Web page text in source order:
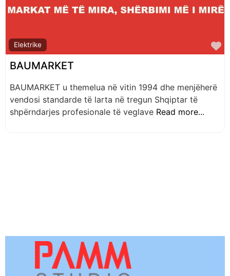
Elektrike
BAUMARKET
BAUMARKET u themelua në vitin 1994 dhe menjëherë
vendosi standarde të larta në tregun Shqiptar të